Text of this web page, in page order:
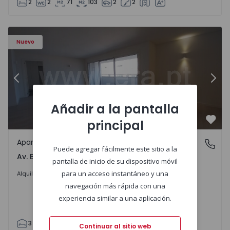
2 2 71 103 2 2
Nuevo
Apartamento T3 Porto, Av. Boavista - 1575472 - 5
Anterior
Av. Boavista, Porto
Apartamento
Av. Boavista, Porto
Alquilar 2.300 €/mes
3 142 2 4
Añadir a la pantalla
principal
Puede agregar fácilmente este sitio a la
pantalla de inicio de su dispositivo móvil
para un acceso instantáneo y una
navegación más rápida con una
experiencia similar a una aplicación.
Continuar al sitio web